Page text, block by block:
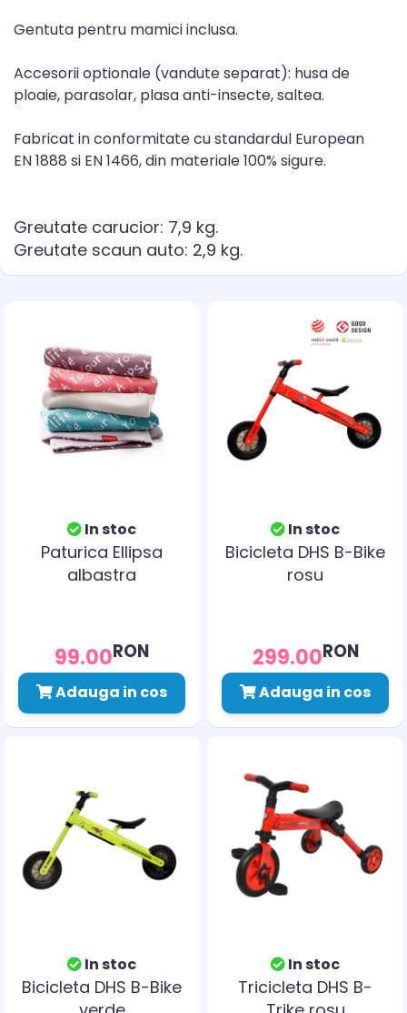
Gentuta pentru mamici inclusa.
Accesorii optionale (vandute separat): husa de
ploaie, parasolar, plasa anti-insecte, saltea.
Fabricat in conformitate cu standardul European
EN 1888 si EN 1466, din materiale 100% sigure.
Greutate carucior: 7,9 kg.
Greutate scaun auto: 2,9 kg.
In stoc
Paturica Ellipsa
albastra
99.00RON
Adauga in cos
In stoc
Bicicleta DHS B-Bike
rosu
299.00RON
Adauga in cos
In stoc
Bicicleta DHS B-Bike
In stoc
Tricicleta DHS B-